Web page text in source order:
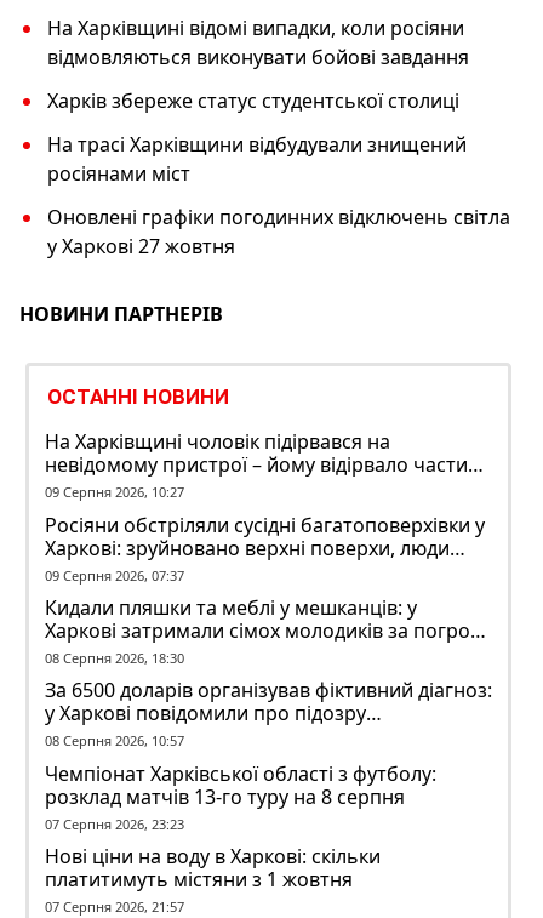
На Харківщині відомі випадки, коли росіяни
відмовляються виконувати бойові завдання
Харків збереже статус студентської столиці
На трасі Харківщини відбудували знищений
росіянами міст
Оновлені графіки погодинних відключень світла
у Харкові 27 жовтня
НОВИНИ ПАРТНЕРІВ
ОСТАННІ НОВИНИ
На Харківщині чоловік підірвався на
невідомому пристрої – йому відірвало частину
руки
09 Серпня 2026, 10:27
Росіяни обстріляли сусідні багатоповерхівки у
Харкові: зруйновано верхні поверхи, люди
заблоковані
09 Серпня 2026, 07:37
Кидали пляшки та меблі у мешканців: у
Харкові затримали сімох молодиків за погром
у гуртожитку
08 Серпня 2026, 18:30
За 6500 доларів організував фіктивний діагноз:
у Харкові повідомили про підозру
ексзавідувачу психлікарні
08 Серпня 2026, 10:57
Чемпіонат Харківської області з футболу:
розклад матчів 13-го туру на 8 серпня
07 Серпня 2026, 23:23
Нові ціни на воду в Харкові: скільки
платитимуть містяни з 1 жовтня
07 Серпня 2026, 21:57